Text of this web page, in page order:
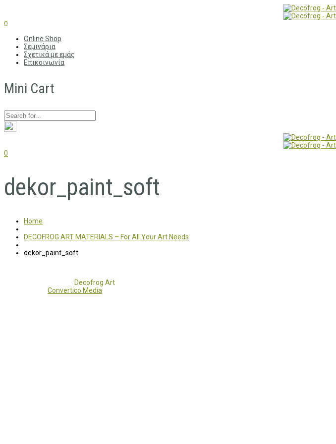
0
Online Shop
Σεμινάρια
Σχετικά με εμάς
Επικοινωνία
Mini Cart
0
dekor_paint_soft
Home
DECOFROG ART MATERIALS – For All Your Art Needs
dekor_paint_soft
Decofrog Art
Convertico Media